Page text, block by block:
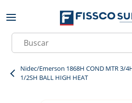
Skip to main content
Site Search
Nidec/Emerson 1868H COND MTR 3/
1/2SH BALL HIGH HEAT